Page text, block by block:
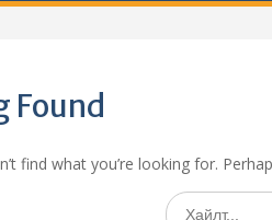
Found
find what you’re looking for.
Search